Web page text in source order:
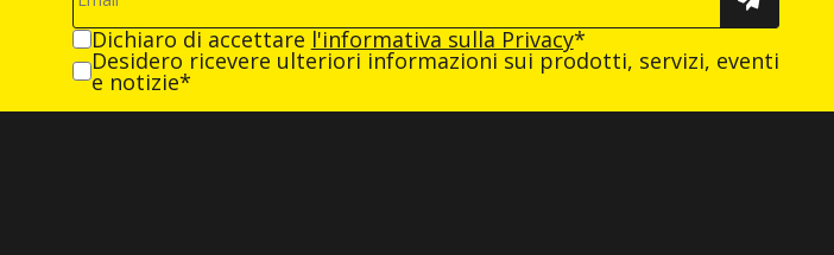
Dichiaro di accettare l'informativa sulla Privacy*
Desidero ricevere ulteriori informazioni sui prodotti, servizi, eventi
e notizie*